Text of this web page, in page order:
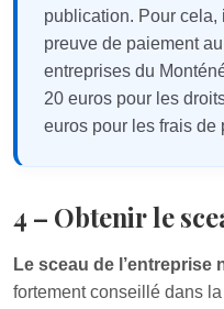
publication. Pour cela,
preuve de paiement
entreprises du
20 euros pour les
euros pour les frais de
4 – Obtenir le
Le sceau de l’entreprise
fortement conseillé dans